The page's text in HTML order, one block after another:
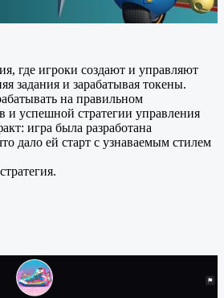
где игроки создают и управляют
задания и зарабатывая токены.
на правильном
и успешной стратегии управления
игра была разработана
дало ей старт с узнаваемым стилем